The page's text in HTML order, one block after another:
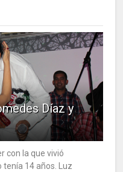
Díaz y
con la que vivió
tenía 14 años. Luz